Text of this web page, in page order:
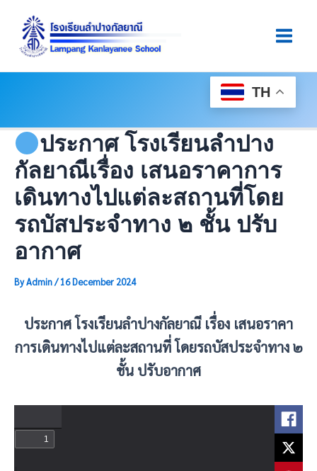
Content
TH
ประกาศ โรงเรียนลำปาง
กัลยาณีเรื่อง เสนอราคาการ
เดินทางไปแต่ละสถานที่โดย
รถบัสประจำทาง ๒ ชั้น ปรับ
อากาศ
ByAdmin/16 December 2024
ประกาศ โรงเรียนลำปางกัลยาณี เรื่อง เสนอราคา
การเดินทางไปแต่ละสถานที่ โดยรถบัสประจำทาง ๒
ชั้น ปรับอากาศ
Navigation